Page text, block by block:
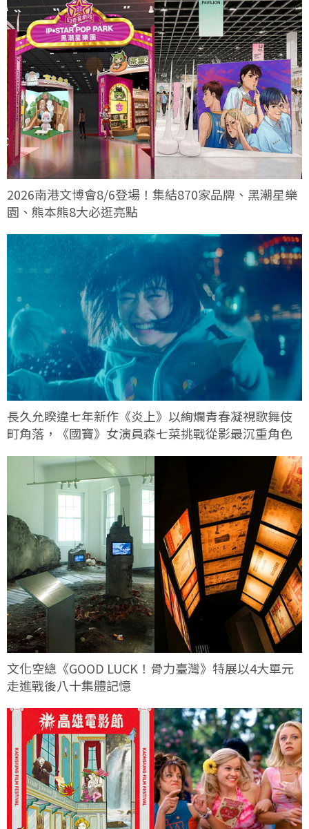
2026南港文博會8/6登場！集結870家品牌、黑潮星樂
園、熊本熊8大必逛亮點
長久允睽違七年新作《炎上》以絢爛青春凝視歌舞伎
町角落，《國寶》女演員森七菜挑戰從影最沉重角色
文化空總《GOOD LUCK！骨力臺灣》特展以4大單元
走進戰後八十集體記憶